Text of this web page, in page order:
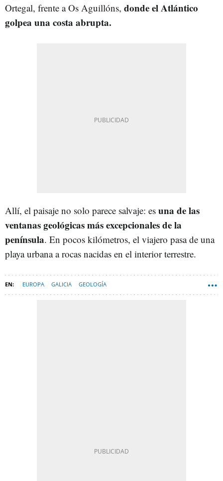
Ortegal, frente a Os Aguillóns, donde el Atlántico
golpea una costa abrupta.
Allí, el paisaje no solo parece salvaje: es una de las
ventanas geológicas más excepcionales de la
península. En pocos kilómetros, el viajero pasa de una
playa urbana a rocas nacidas en el interior terrestre.
EUROPA GALICIA GEOLOGÍA